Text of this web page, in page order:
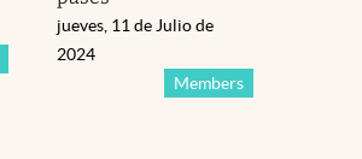
Members
jueves, 11 de Julio de
2024